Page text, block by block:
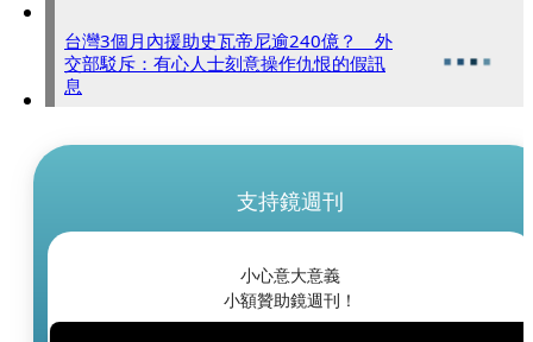
台灣3個月內援助史瓦帝尼逾240億？ 外
交部駁斥：有心人士刻意操作仇恨的假訊
息
支持鏡週刊
小心意大意義
小額贊助鏡週刊！